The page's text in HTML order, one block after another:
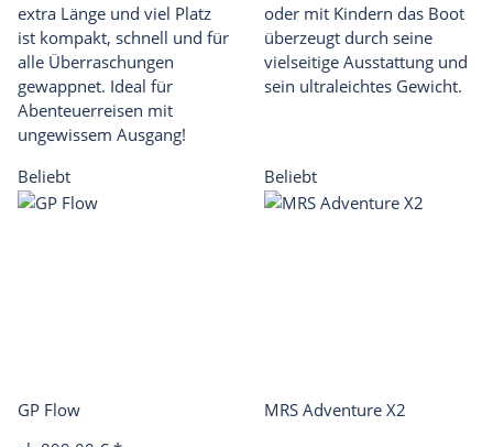
extra Länge und viel Platz
ist kompakt, schnell und für
alle Überraschungen
gewappnet. Ideal für
Abenteuerreisen mit
ungewissem Ausgang!
oder mit Kindern das Boot
überzeugt durch seine
vielseitige Ausstattung und
sein ultraleichtes Gewicht.
Beliebt
GP Flow
Beliebt
MRS Adventure X2